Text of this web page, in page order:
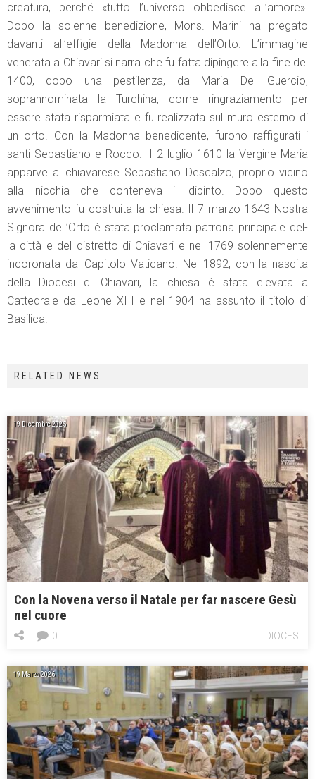
creatura, perché «tutto l’universo obbedisce all’amore».
Dopo la solenne benedizione, Mons. Marini ha pregato
davanti all’effigie della Madonna dell’Orto. L’immagine
venerata a Chiavari si narra che fu fatta dipingere alla fine del
1400, dopo una pestilenza, da Maria Del Guercio,
soprannominata la Turchina, come ringraziamento per
essere stata risparmiata e fu realizzata sul muro esterno di
un orto. Con la Madonna benedicente, furono raffigurati i
santi Sebastiano e Rocco. Il 2 luglio 1610 la Vergine Maria
apparve al chiavarese Sebastiano Descalzo, proprio vicino
alla nicchia che conteneva il dipinto. Dopo questo
avvenimento fu costruita la chiesa. Il 7 marzo 1643 Nostra
Signora dell’Orto è stata proclamata patrona principale del-
la città e del distretto di Chiavari e nel 1769 solennemente
incoronata dal Capitolo Vaticano. Nel 1892, con la nascita
della Diocesi di Chiavari, la chiesa è stata elevata a
Cattedrale da Leone XIII e nel 1904 ha assunto il titolo di
Basilica.
RELATED NEWS
19 Dicembre 2025
Con la Novena verso il Natale per far nascere Gesù
nel cuore
DIOCESI
0
19 Marzo 2026